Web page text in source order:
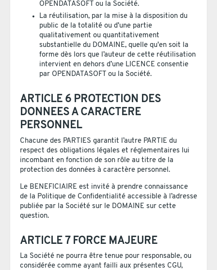
OPENDATASOFT ou la Société.
La réutilisation, par la mise à la disposition du
public de la totalité ou d'une partie
qualitativement ou quantitativement
substantielle du DOMAINE, quelle qu'en soit la
forme dès lors que l’auteur de cette réutilisation
intervient en dehors d’une LICENCE consentie
par OPENDATASOFT ou la Société.
ARTICLE 6 PROTECTION DES
DONNEES A CARACTERE
PERSONNEL
Chacune des PARTIES garantit l’autre PARTIE du
respect des obligations légales et réglementaires lui
incombant en fonction de son rôle au titre de la
protection des données à caractère personnel.
Le BENEFICIAIRE est invité à prendre connaissance
de la Politique de Confidentialité accessible à l’adresse
publiée par la Société sur le DOMAINE sur cette
question.
ARTICLE 7 FORCE MAJEURE
La Société ne pourra être tenue pour responsable, ou
considérée comme ayant failli aux présentes CGU,